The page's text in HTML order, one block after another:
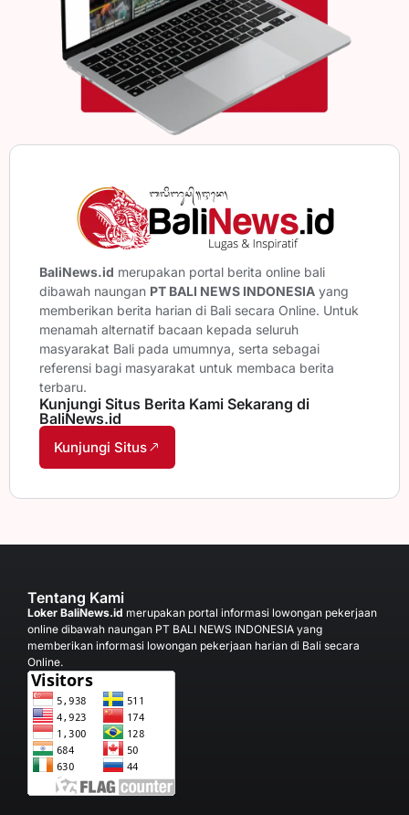
BaliNews.id merupakan portal berita online bali
dibawah naungan PT BALI NEWS INDONESIA yang
memberikan berita harian di Bali secara Online. Untuk
menamah alternatif bacaan kepada seluruh
masyarakat Bali pada umumnya, serta sebagai
referensi bagi masyarakat untuk membaca berita
terbaru.
Kunjungi Situs Berita Kami Sekarang di
BaliNews.id
Kunjungi Situs
Tentang Kami
Loker BaliNews.id merupakan portal informasi lowongan pekerjaan
online dibawah naungan PT BALI NEWS INDONESIA yang
memberikan informasi lowongan pekerjaan harian di Bali secara
Online.